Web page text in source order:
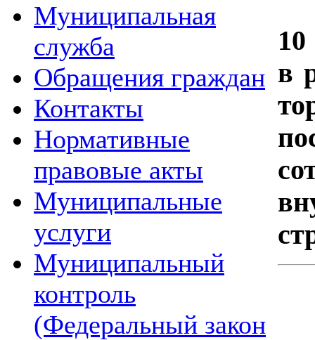
Муниципальная
служба
Обращения граждан
Контакты
Нормативные
правовые акты
Муниципальные
услуги
Муниципальный
контроль
(Федеральный закон
в